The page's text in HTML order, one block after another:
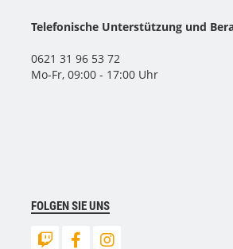
Telefonische Unterstützung und
0621 31 96 53 72
Mo-Fr, 09:00 - 17:00 Uhr
FOLGEN SIE UNS